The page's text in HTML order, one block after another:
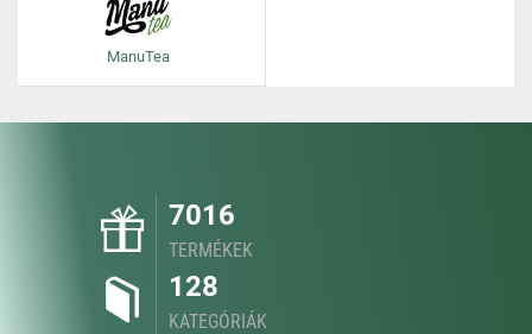
ManuTea
7016
TERMÉKEK
128
KATEGÓRIÁK